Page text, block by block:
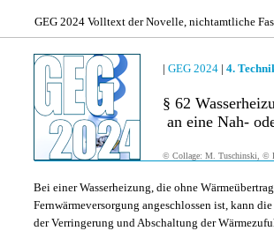
GEG 2024 Volltext der Novelle, nichtamtliche
| GEG 2024 | 4.
§ 62
an eine Nah-
© Collage: M. Tuschinski, ©
Bei einer Wasserheizung, die ohne
Fernwärmeversorgung angeschlossen ist, kann
der Verringerung und Abschaltung der